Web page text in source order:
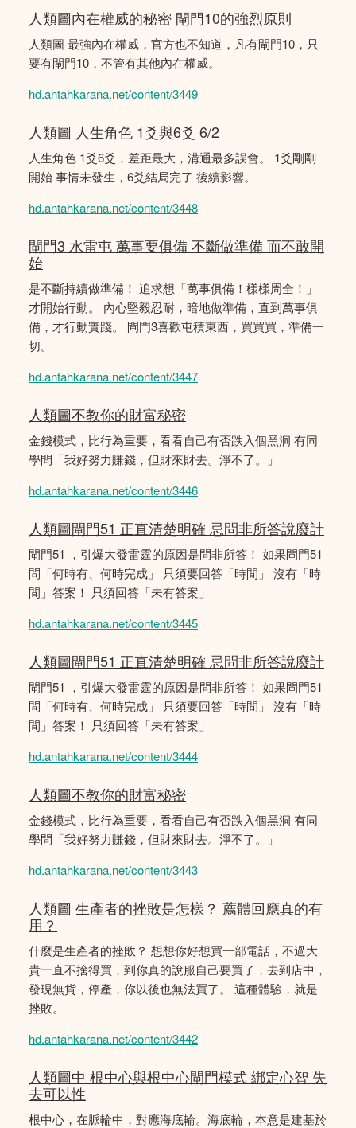
人類圖內在權威的秘密 閘門10的強烈原則
人類圖 最強內在權威，官方也不知道，凡有閘門10，只
要有閘門10，不管有其他內在權威。
hd.antahkarana.net/content/3449
人類圖 人生角色 1爻與6爻 6/2
人生角色 1爻6爻，差距最大，溝通最多誤會。 1爻剛剛
開始 事情未發生，6爻結局完了 後續影響。
hd.antahkarana.net/content/3448
閘門3 水雷屯 萬事要俱備 不斷做準備 而不敢開
始
是不斷持續做準備！ 追求想「萬事俱備！樣樣周全！」
才開始行動。 內心堅毅忍耐，暗地做準備，直到萬事俱
備，才行動實踐。 閘門3喜歡屯積東西，買買買，準備一
切。
hd.antahkarana.net/content/3447
人類圖不教你的財富秘密
金錢模式，比行為重要，看看自己有否跌入個黑洞 有同
學問「我好努力賺錢，但財來財去。淨不了。」
hd.antahkarana.net/content/3446
人類圖閘門51 正直清楚明確 忌問非所答說廢計
閘門51 ，引爆大發雷霆的原因是問非所答！ 如果閘門51
問「何時有、何時完成」 只須要回答「時間」 沒有「時
間」答案！ 只須回答「未有答案」
hd.antahkarana.net/content/3445
人類圖閘門51 正直清楚明確 忌問非所答說廢計
閘門51 ，引爆大發雷霆的原因是問非所答！ 如果閘門51
問「何時有、何時完成」 只須要回答「時間」 沒有「時
間」答案！ 只須回答「未有答案」
hd.antahkarana.net/content/3444
人類圖不教你的財富秘密
金錢模式，比行為重要，看看自己有否跌入個黑洞 有同
學問「我好努力賺錢，但財來財去。淨不了。」
hd.antahkarana.net/content/3443
人類圖 生產者的挫敗是怎樣？ 薦體回應真的有
用？
什麼是生產者的挫敗？ 想想你好想買一部電話，不過大
貴一直不捨得買，到你真的說服自己要買了，去到店中，
發現無貨，停產，你以後也無法買了。 這種體驗，就是
挫敗。
hd.antahkarana.net/content/3442
人類圖中 根中心與根中心閘門模式 綁定心智 失
去可以性
根中心，在脈輪中，對應海底輪。海底輪，本意是建基於